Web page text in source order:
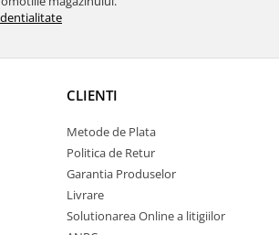
CLIENTI
Metode de Plata
Politica de Retur
Garantia Produselor
Livrare
Solutionarea Online a litigiilor